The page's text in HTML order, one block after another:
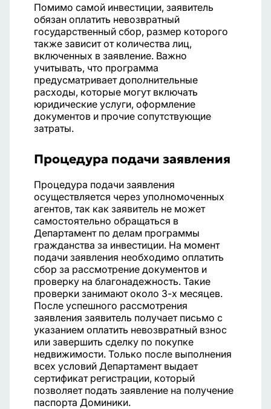
Помимо самой инвестиции, заявитель
обязан оплатить невозвратный
государственный сбор, размер которого
также зависит от количества лиц,
включенных в заявление. Важно
учитывать, что программа
предусматривает дополнительные
расходы, которые могут включать
юридические услуги, оформление
документов и прочие сопутствующие
затраты.
Процедура подачи заявления
Процедура подачи заявления
осуществляется через уполномоченных
агентов, так как заявитель не может
самостоятельно обращаться в
Департамент по делам программы
гражданства за инвестиции. На момент
подачи заявления необходимо оплатить
сбор за рассмотрение документов и
проверку на благонадежность. Такие
проверки занимают около 3-х месяцев.
После успешного рассмотрения
заявления заявитель получает письмо с
указанием оплатить невозвратный взнос
или завершить сделку по покупке
недвижимости. Только после выполнения
всех условий Департамент выдает
сертификат регистрации, который
позволяет подать заявление на получение
паспорта Доминики.